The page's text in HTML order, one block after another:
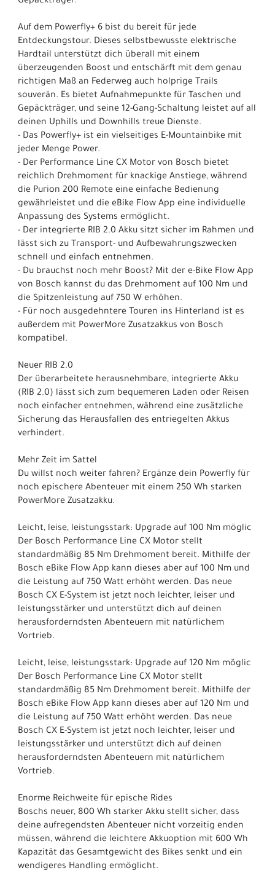
Auf dem Powerfly+ 6 bist du bereit für jede
Entdeckungstour. Dieses selbstbewusste elektrische
Hardtail unterstützt dich überall mit einem
überzeugenden Boost und entschärft mit dem genau
richtigen Maß an Federweg auch holprige Trails
souverän. Es bietet Aufnahmepunkte für Taschen und
Gepäckträger, und seine 12-Gang-Schaltung leistet auf all
deinen Uphills und Downhills treue Dienste.
- Das Powerfly+ ist ein vielseitiges E-Mountainbike mit
jeder Menge Power.
- Der Performance Line CX Motor von Bosch bietet
reichlich Drehmoment für knackige Anstiege, während
die Purion 200 Remote eine einfache Bedienung
gewährleistet und die eBike Flow App eine individuelle
Anpassung des Systems ermöglicht.
- Der integrierte RIB 2.0 Akku sitzt sicher im Rahmen und
lässt sich zu Transport- und Aufbewahrungszwecken
schnell und einfach entnehmen.
- Du brauchst noch mehr Boost? Mit der e-Bike Flow App
von Bosch kannst du das Drehmoment auf 100 Nm und
die Spitzenleistung auf 750 W erhöhen.
- Für noch ausgedehntere Touren ins Hinterland ist es
außerdem mit PowerMore Zusatzakkus von Bosch
kompatibel.
Neuer RIB 2.0
Der überarbeitete herausnehmbare, integrierte Akku
(RIB 2.0) lässt sich zum bequemeren Laden oder Reisen
noch einfacher entnehmen, während eine zusätzliche
Sicherung das Herausfallen des entriegelten Akkus
verhindert.
Mehr Zeit im Sattel
Du willst noch weiter fahren? Ergänze dein Powerfly für
noch epischere Abenteuer mit einem 250 Wh starken
PowerMore Zusatzakku.
Leicht, leise, leistungsstark: Upgrade auf 100 Nm möglic
Der Bosch Performance Line CX Motor stellt
standardmäßig 85 Nm Drehmoment bereit. Mithilfe der
Bosch eBike Flow App kann dieses aber auf 100 Nm und
die Leistung auf 750 Watt erhöht werden. Das neue
Bosch CX E-System ist jetzt noch leichter, leiser und
leistungsstärker und unterstützt dich auf deinen
herausforderndsten Abenteuern mit natürlichem
Vortrieb.
Leicht, leise, leistungsstark: Upgrade auf 120 Nm möglic
Der Bosch Performance Line CX Motor stellt
standardmäßig 85 Nm Drehmoment bereit. Mithilfe der
Bosch eBike Flow App kann dieses aber auf 120 Nm und
die Leistung auf 750 Watt erhöht werden. Das neue
Bosch CX E-System ist jetzt noch leichter, leiser und
leistungsstärker und unterstützt dich auf deinen
herausforderndsten Abenteuern mit natürlichem
Vortrieb.
Enorme Reichweite für epische Rides
Boschs neuer, 800 Wh starker Akku stellt sicher, dass
deine aufregendsten Abenteuer nicht vorzeitig enden
müssen, während die leichtere Akkuoption mit 600 Wh
Kapazität das Gesamtgewicht des Bikes senkt und ein
wendigeres Handling ermöglicht.